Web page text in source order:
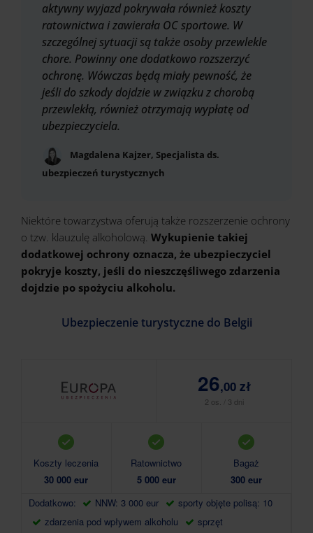
aktywny wyjazd pokrywała również koszty
ratownictwa i zawierała OC sportowe. W
szczególnej sytuacji są także osoby przewlekle
chore. Powinny one dodatkowo rozszerzyć
ochronę. Wówczas będą miały pewność, że
jeśli do szkody dojdzie w związku z chorobą
przewlekłą, również otrzymają wypłatę od
ubezpieczyciela.
Magdalena Kajzer, Specjalista ds.
ubezpieczeń turystycznych
Niektóre towarzystwa oferują także rozszerzenie ochrony
o tzw. klauzulę alkoholową. Wykupienie takiej
dodatkowej ochrony oznacza, że ubezpieczyciel
pokryje koszty, jeśli do nieszczęśliwego zdarzenia
dojdzie po spożyciu alkoholu.
Ubezpieczenie turystyczne do Belgii
Koszty leczenia
30 000 eur
Ratownictwo
5 000 eur
Bagaż
300 eur
Dodatkowo:
NNW: 3 000 eur
sporty objęte polisą: 10
zdarzenia pod wpływem alkoholu
sprzęt
26,00 zł
2 os. / 3 dni